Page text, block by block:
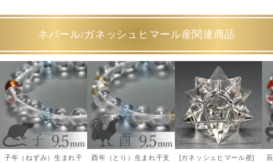
ネパール/ガネッシュヒマール産関連商品
子年（ねずみ）生まれ干
酉年（とり）生まれ干支
[ガネッシュヒマール産]